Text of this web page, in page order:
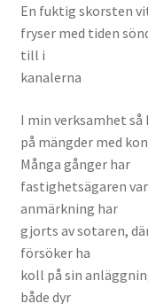
En fuktig skorsten
fryser med tiden
till i
kanalerna
I min verksamhet
på mängder med
Många gånger har
fastighetsägaren
anmärkning har
gjorts av sotaren,
försöker ha
koll på sin
både dyr